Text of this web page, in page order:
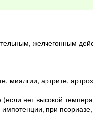
желчегонным
миалгии, артрите,
(если нет высокой
при